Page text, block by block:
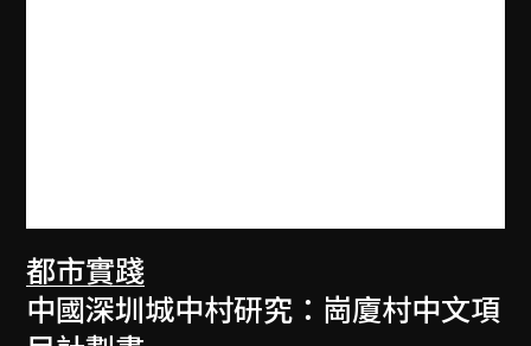
都市實踐
中國深圳城中村研究：崗廈村中文項